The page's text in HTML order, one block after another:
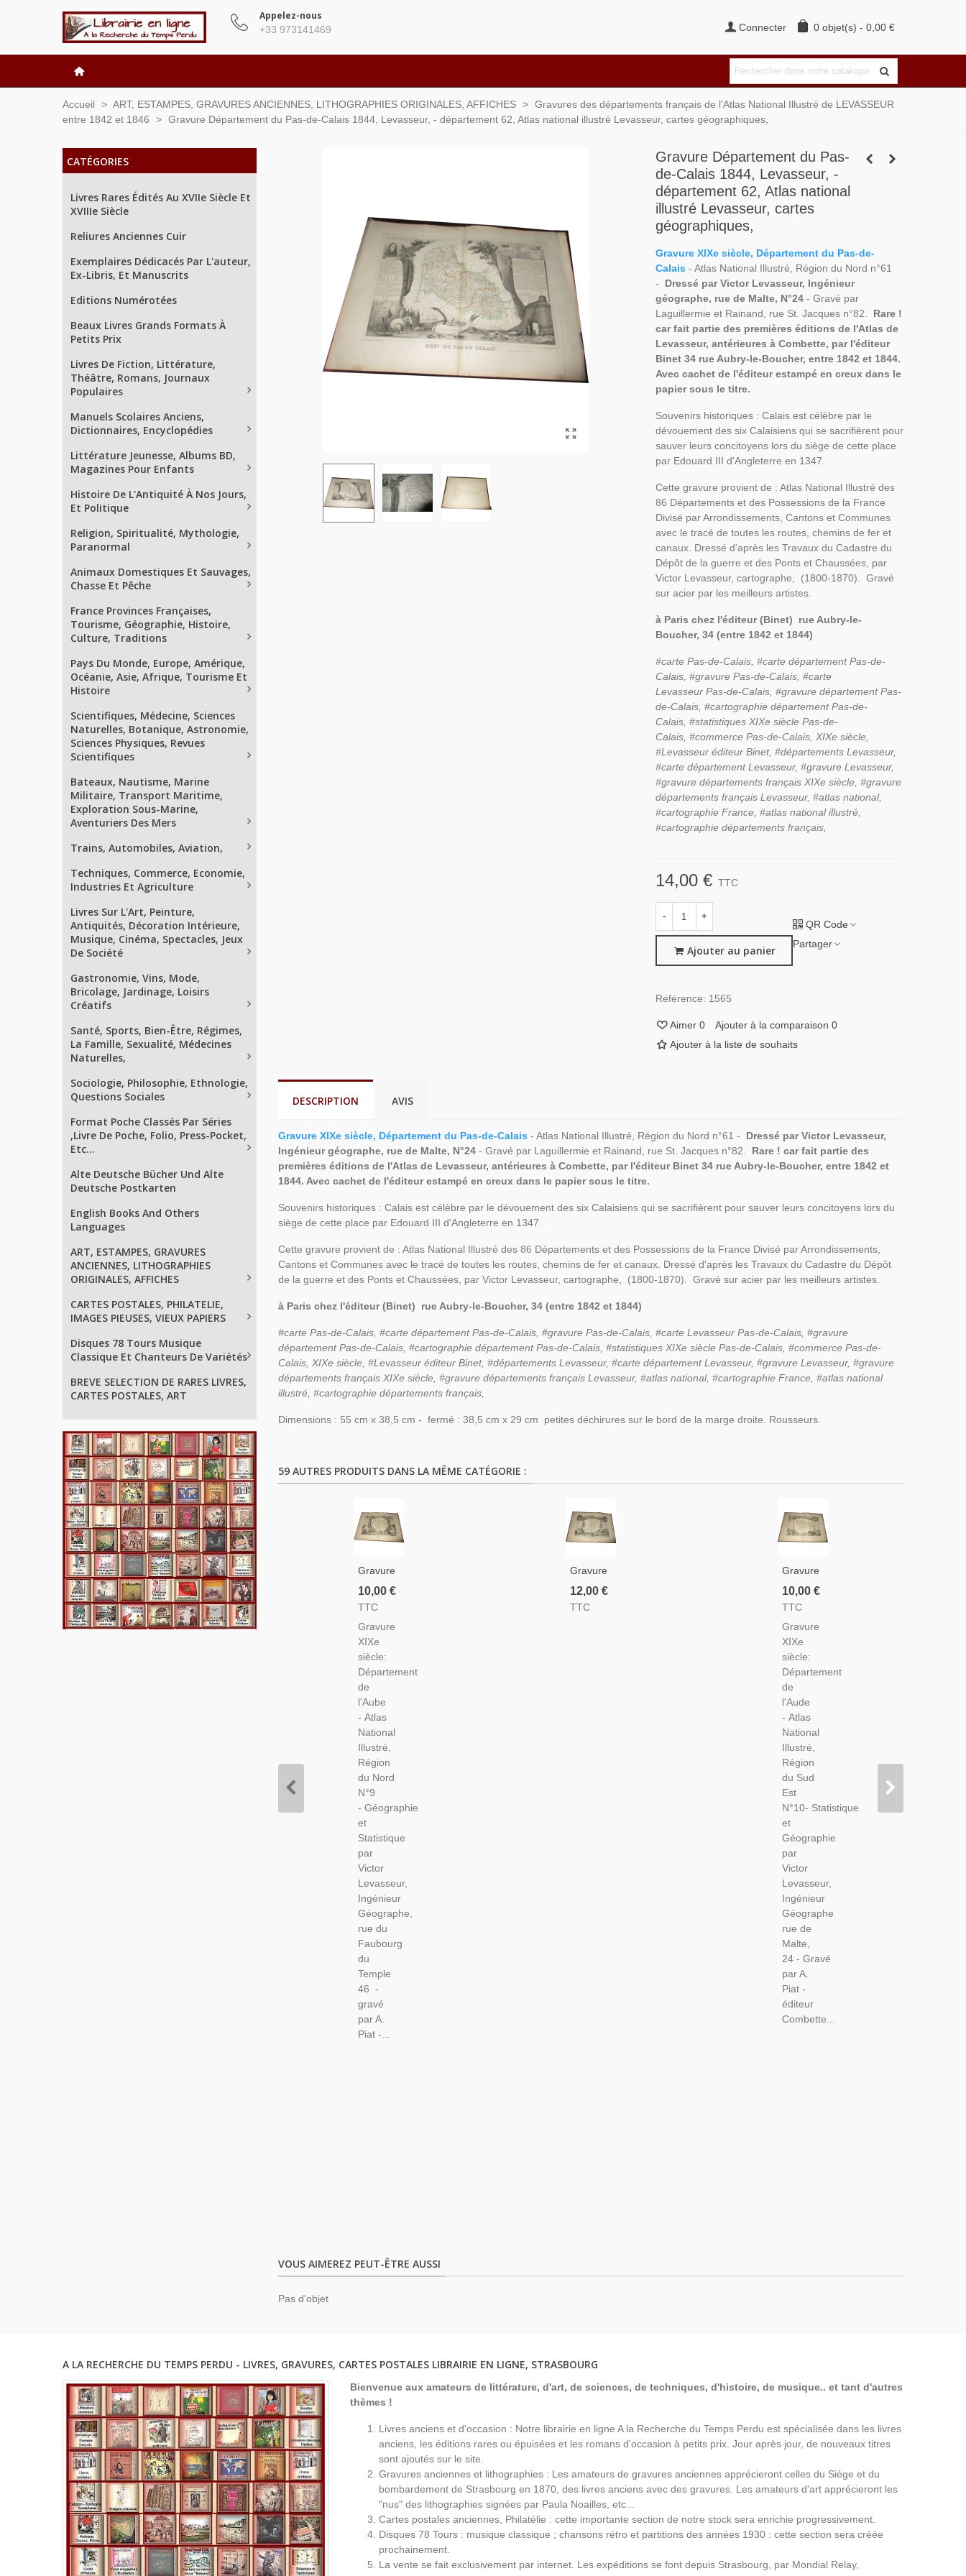
Appelez-nous
+33 973141469 Connecter 0 objet(s) - 0,00 €
Accueil > ART, ESTAMPES, GRAVURES ANCIENNES, LITHOGRAPHIES ORIGINALES, AFFICHES > Gravures des départements français de l'Atlas National Illustré de LEVASSEUR
entre 1842 et 1846
> Gravure Département du Pas-de-Calais 1844, Levasseur, - département 62, Atlas national illustré Levasseur, cartes géographiques,
CATÉGORIES
Livres Rares Édités Au XVIIe Siècle Et
XVIIIe Siècle
Reliures Anciennes Cuir
Exemplaires Dédicacés Par L'auteur,
Ex-Libris, Et Manuscrits
Editions Numérotées
Beaux Livres Grands Formats À
Petits Prix
Livres De Fiction, Littérature,
Théâtre, Romans, Journaux
Populaires
Manuels Scolaires Anciens,
Dictionnaires, Encyclopédies
Littérature Jeunesse, Albums BD,
Magazines Pour Enfants
Histoire De L'Antiquité À Nos Jours,
Et Politique
Religion, Spiritualité, Mythologie,
Paranormal
Animaux Domestiques Et Sauvages,
Chasse Et Pêche
France Provinces Françaises,
Tourisme, Géographie, Histoire,
Culture, Traditions
Pays Du Monde, Europe, Amérique,
Océanie, Asie, Afrique, Tourisme Et
Histoire
Scientifiques, Médecine, Sciences
Naturelles, Botanique, Astronomie,
Sciences Physiques, Revues
Scientifiques
Bateaux, Nautisme, Marine
Militaire, Transport Maritime,
Exploration Sous-Marine,
Aventuriers Des Mers
Trains, Automobiles, Aviation,
Techniques, Commerce, Economie,
Industries Et Agriculture
Livres Sur L'Art, Peinture,
Antiquités, Décoration Intérieure,
Musique, Cinéma, Spectacles, Jeux
De Société
Gastronomie, Vins, Mode,
Bricolage, Jardinage, Loisirs
Créatifs
Santé, Sports, Bien-Être, Régimes,
La Famille, Sexualité, Médecines
Naturelles,
Sociologie, Philosophie, Ethnologie,
Questions Sociales
Format Poche Classés Par Séries
,Livre De Poche, Folio, Press-Pocket,
Etc...
Alte Deutsche Bücher Und Alte
Deutsche Postkarten
English Books And Others
Languages
ART, ESTAMPES, GRAVURES
ANCIENNES, LITHOGRAPHIES
ORIGINALES, AFFICHES
CARTES POSTALES, PHILATELIE,
IMAGES PIEUSES, VIEUX PAPIERS
Disques 78 Tours Musique
Classique Et Chanteurs De Variétés
BREVE SELECTION DE RARES LIVRES,
CARTES POSTALES, ART
Gravure Département du Pas-
de-Calais 1844, Levasseur, -
département 62, Atlas national
illustré Levasseur, cartes
géographiques,
Gravure XIXe siècle, Département du Pas-de-
Calais - Atlas National Illustré, Région du Nord n°61
-
Dressé par Victor Levasseur, Ingénieur
géographe, rue de Malte, N°24- Gravé par
Laguillermie et Rainand, rue St. Jacques n°82.
Rare !
car fait partie des premières éditions de l'Atlas de
Levasseur, antérieures à Combette, par l'éditeur
Binet 34 rue Aubry-le-Boucher, entre 1842 et 1844.
Avec cachet de l'éditeur estampé en creux dans le
papier sous le titre.
Souvenirs historiques : Calais est célèbre par le
dévouement des six Calaisiens qui se sacrifièrent pour
sauver leurs concitoyens lors du siège de cette place
par Edouard III d'Angleterre en 1347.
Cette gravure provient de : Atlas National Illustré des
86 Départements et des Possessions de la France
Divisé par Arrondissements, Cantons et Communes
avec le tracé de toutes les routes, chemins de fer et
canaux. Dressé d'après les Travaux du Cadastre du
Dépôt de la guerre et des Ponts et Chaussées, par
Victor Levasseur, cartographe, (1800-1870). Gravé
sur acier par les meilleurs artistes.
à Paris chez l'éditeur (Binet) rue Aubry-le-
Boucher, 34 (entre 1842 et 1844)
#carte Pas-de-Calais, #carte départementPas-de-
Calais, #gravure Pas-de-Calais, #carte
Levasseur Pas-de-Calais, #gravure départementPas-
de-Calais, #cartographie départementPas-de-
Calais, #statistiques XIXe siècle Pas-de-
Calais, #commerce Pas-de-Calais, XIXe siècle,
#Levasseur éditeur Binet, #départements Levasseur,
#carte département Levasseur, #gravure Levasseur,
#gravure départements français XIXe siècle, #gravure
départements français Levasseur, #atlas national,
#cartographie France, #atlas national illustré,
#cartographie départements français,
14,00 € TTC
- +
Ajouter au panier
QR Code
Partager
Référence: 1565
Aimer 0 Ajouter à la comparaison 0
Ajouter à la liste de souhaits
DESCRIPTION AVIS
Gravure XIXe siècle, Département du Pas-de-Calais - Atlas National Illustré, Région du Nord n°61 -
Dressé par Victor Levasseur,
Ingénieur géographe, rue de Malte, N°24 - Gravé par Laguillermie et Rainand, rue St. Jacques n°82.
Rare ! car fait partie des
premières éditions de l'Atlas de Levasseur, antérieures à Combette, par l'éditeur Binet 34 rue Aubry-le-Boucher, entre 1842 et
1844. Avec cachet de l'éditeur estampé en creux dans le papier sous le titre.
Souvenirs historiques : Calais est célèbre par le dévouement des six Calaisiens qui se sacrifièrent pour sauver leurs concitoyens lors du
siège de cette place par Edouard III d'Angleterre en 1347.
Cette gravure provient de : Atlas National Illustré des 86 Départements et des Possessions de la France Divisé par Arrondissements,
Cantons et Communes avec le tracé de toutes les routes, chemins de fer et canaux. Dressé d'après les Travaux du Cadastre du Dépôt
de la guerre et des Ponts et Chaussées, par Victor Levasseur, cartographe, (1800-1870). Gravé sur acier par les meilleurs artistes.
à Paris chez l'éditeur (Binet) rue Aubry-le-Boucher, 34 (entre 1842 et 1844)
#carte Pas-de-Calais, #carte départementPas-de-Calais, #gravure Pas-de-Calais, #carte Levasseur Pas-de-Calais, #gravure
départementPas-de-Calais, #cartographie départementPas-de-Calais, #statistiques XIXe siècle Pas-de-Calais, #commerce Pas-de-
Calais, XIXe siècle, #Levasseur éditeur Binet, #départements Levasseur, #carte département Levasseur, #gravure Levasseur, #gravure
départements français XIXe siècle, #gravure départements français Levasseur, #atlas national, #cartographie France, #atlas national
illustré, #cartographie départements français,
Dimensions : 55 cm x 38,5 cm - fermé : 38,5 cm x 29 cm petites déchirures sur le bord de la marge droite. Rousseurs.
59 AUTRES PRODUITS DANS LA MÊME CATÉGORIE :
Gravure
Département
De
1846
Levasseur
-
Département
10, Atlas
National
Illustré
Levasseur,
Cartes
Géographiques,
10,00 €
TTC
Gravure
XIXe
siècle:
Département
de
l'Aube
- Atlas
National
Illustré,
Région
du Nord
N°9
- Géographie
et
Statistique
par
Victor
Levasseur,
Ingénieur
Géographe,
rue du
Faubourg
du
Temple
46 -
gravé
par A.
Piat -...
Gravure
Département
De La
12,00 €
TTC
Gravure
Département
De
1846
Levasseur
-
Département
11, Atlas
National
Illustré
Levasseur,
Cartes
Géographiques,
10,00 €
TTC
Gravure
XIXe
siècle:
Département
de
l'Aude
- Atlas
National
Illustré,
Région
du Sud
Est
N°10- Statistique
et
Géographie
par
Victor
Levasseur,
Ingénieur
Géographe
rue de
Malte,
24 - Gravé
par A.
Piat -
éditeur
Combette...
VOUS AIMEREZ PEUT-ÊTRE AUSSI
Pas d'objet
A LA RECHERCHE DU TEMPS PERDU - LIVRES, GRAVURES, CARTES POSTALES LIBRAIRIE EN LIGNE, STRASBOURG
Bienvenue aux amateurs de littérature, d'art, de sciences, de techniques, d'histoire, de musique.. et tant d'autres
thèmes !
Livres anciens et d'occasion : Notre librairie en ligne A la Recherche du Temps Perdu est spécialisée dans les livres
anciens, les éditions rares ou épuisées et les romans d'occasion à petits prix. Jour après jour, de nouveaux titres
sont ajoutés sur le site.
Gravures anciennes et lithographies : Les amateurs de gravures anciennes apprécieront celles du Siège et du
bombardement de Strasbourg en 1870, des livres anciens avec des gravures. Les amateurs d'art apprécieront les
"nus" des lithographies signées par Paula Noailles, etc...
Cartes postales anciennes, Philatélie : cette importante section de notre stock sera enrichie progressivement.
Disques 78 Tours : musique classique ; chansons rétro et partitions des années 1930 : cette section sera créée
prochainement.
La vente se fait exclusivement par internet. Les expéditions se font depuis Strasbourg, par Mondial Relay,